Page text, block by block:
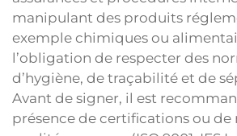
manipulant des produits
exemple chimiques ou
l’obligation de respecter des
d’hygiène, de traçabilité et de
Avant de signer, il est
présence de certifications ou de